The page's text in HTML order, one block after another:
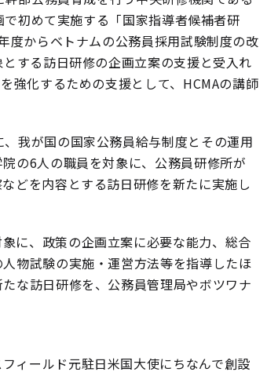
初めて実施する「国家指導者候補者研
度からベトナムの公務員採用試験制度の改
する訪日研修の企画立案の支援と受入れ
強化するための支援として、HCMAの講師
我が国の国家公務員給与制度とその運用
の6人の職員を対象に、公務員研修所が
どを内容とする訪日研修を新たに実施し
に、政策の企画立案に必要な能力、総合
物試験の実施・運営方法等を指導したほ
な訪日研修を、公務員管理局やボツワナ
ィールド元駐日米国大使にちなんで創設